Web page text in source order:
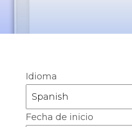
Idioma
Fecha de inicio